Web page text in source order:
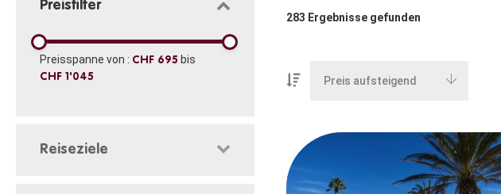
Preisfilter
Preisspanne von : CHF 695 bis
CHF 1'045
Reiseziele
283 Ergebnisse gefunden